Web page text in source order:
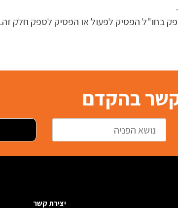
בחו"ל הפסיק לפעול או הפסיק לספק חלק זה.
קשר בהקדם
יצירת קשר